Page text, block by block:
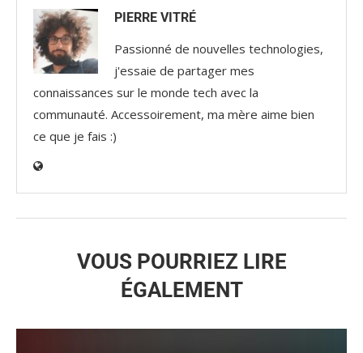
PIERRE VITRÉ
Passionné de nouvelles technologies,
j'essaie de partager mes
connaissances sur le monde tech avec la
communauté. Accessoirement, ma mère aime bien
ce que je fais :)
VOUS POURRIEZ LIRE
ÉGALEMENT